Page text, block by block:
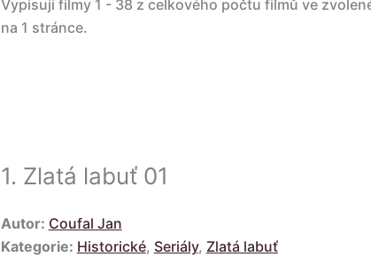
Vypisuji filmy 1 - 38 z celkového počtu filmů ve
na 1 stránce.
1. Zlatá labuť 01
Autor: Coufal Jan
Kategorie: Historické, Seriály, Zlatá labuť